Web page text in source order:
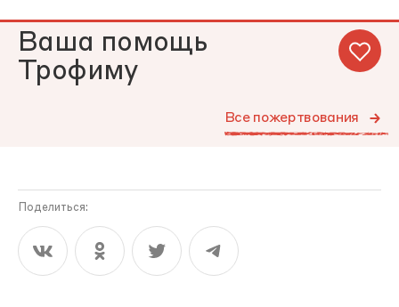
Ваша помощь
Трофиму
Все пожертвования
Поделиться: